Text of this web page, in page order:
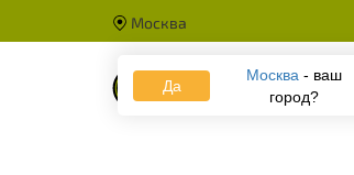
Москва
Да
Москва - ваш
город?